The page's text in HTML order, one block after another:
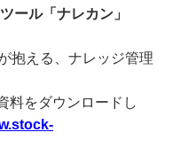
ール「ナレカン」
抱える、ナレッジ管理
料をダウンロードし